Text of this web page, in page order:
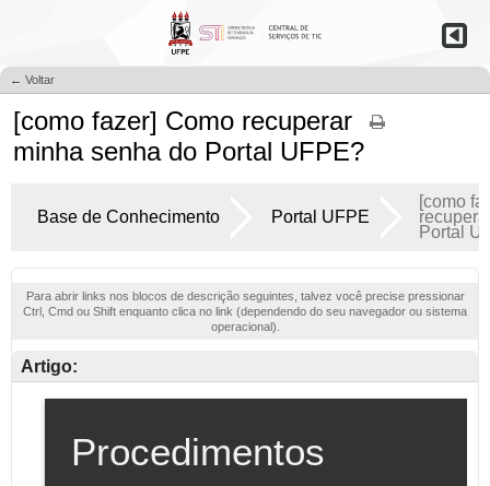
← Voltar
[como fazer] Como recuperar
minha senha do Portal UFPE?
Base de Conhecimento Portal UFPE
[como
Portal
Para abrir links nos blocos de descrição seguintes, talvez você precise pressionar
Ctrl, Cmd ou Shift enquanto clica no link (dependendo do seu navegador ou sistema
operacional).
Artigo: